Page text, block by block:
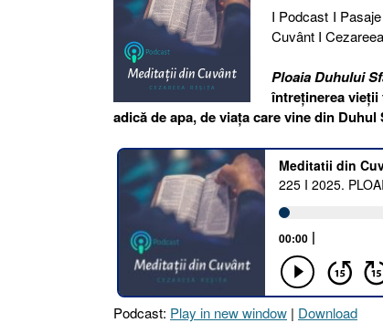
I Podcast I
Cuvânt I
Ploaia Duhului
întreținerea vieții
adică de apa, de viața care vine din Duhul
Podcast: Play in new window | Download